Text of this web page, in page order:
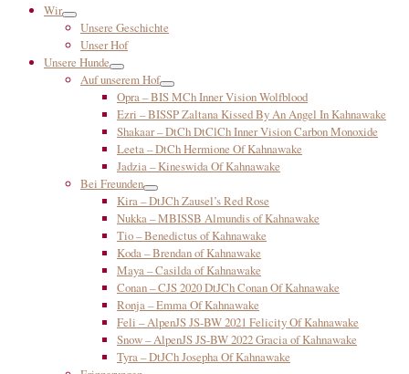
Wir
Unsere Geschichte
Unser Hof
Unsere Hunde
Auf unserem Hof
Opra – BIS MCh Inner Vision Wolfblood
Ezri – BISSP Zaltana Kissed By An Angel In Kahnawake
Shakaar – DtCh DtClCh Inner Vision Carbon Monoxide
Leeta – DtCh Hermione Of Kahnawake
Jadzia – Kineswida Of Kahnawake
Bei Freunden
Kira – DtJCh Zausel’s Red Rose
Nukka – MBISSB Almundis of Kahnawake
Tio – Benedictus of Kahnawake
Koda – Brendan of Kahnawake
Maya – Casilda of Kahnawake
Conan – CJS 2020 DtJCh Conan Of Kahnawake
Ronja – Emma Of Kahnawake
Feli – AlpenJS JS-BW 2021 Felicity Of Kahnawake
Snow – AlpenJS JS-BW 2022 Gracia of Kahnawake
Tyra – DtJCh Josepha Of Kahnawake